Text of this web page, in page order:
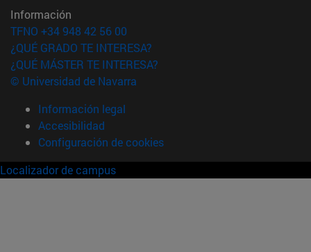
Información
TFNO +34 948 42 56 00
¿QUÉ GRADO TE INTERESA?
¿QUÉ MÁSTER TE INTERESA?
© Universidad de Navarra
Información legal
Accesibilidad
Configuración de cookies
Localizador de campus